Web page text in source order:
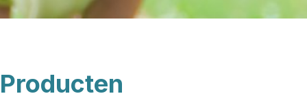
Producten